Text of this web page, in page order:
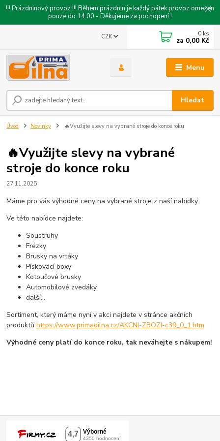
!!! Prázdninový provoz !!! Během prázdnin je každý pátek provoz omezen
pouze do 14:00 - Děkujeme za pochopení !
Menu
CZK
Hledat
0 ks
za 0,00 Kč
Úvod Novinky 🔥Využijte slevy na vybrané stroje do konce roku
🔥Využijte slevy na vybrané
stroje do konce roku
27.11.2025
Máme pro vás výhodné ceny na vybrané stroje z naší nabídky.
Ve této nabídce najdete:
Soustruhy
Frézky
Brusky na vrtáky
Pískovací boxy
Kotoučové brusky
Automobilové zvedáky
další...
Sortiment, který máme nyní v akci najdete v stránce akčních
produktůhttps://www.primadilna.cz/AKCNI-ZBOZI-c39_0_1.htm
Výhodné ceny platí do konce roku, tak neváhejte s nákupem!